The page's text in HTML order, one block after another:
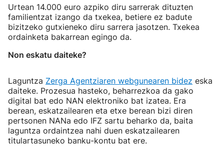
Urtean 14.000 euro azpiko diru sarrerak dituzten
familientzat izango da txekea, betiere ez badute
bizitzeko gutxieneko diru sarrera jasotzen. Txekea
ordainketa bakarrean egingo da.
Non eskatu daiteke?
Laguntza Zerga Agentziaren webgunearen bidez eska
daiteke. Prozesua hasteko, beharrezkoa da gako
digital bat edo NAN elektroniko bat izatea. Era
berean, eskatzailearen eta etxe berean bizi diren
pertsonen NANa edo IFZ sartu beharko da, baita
laguntza ordaintzea nahi duen eskatzailearen
titulartasuneko banku-kontu bat ere.